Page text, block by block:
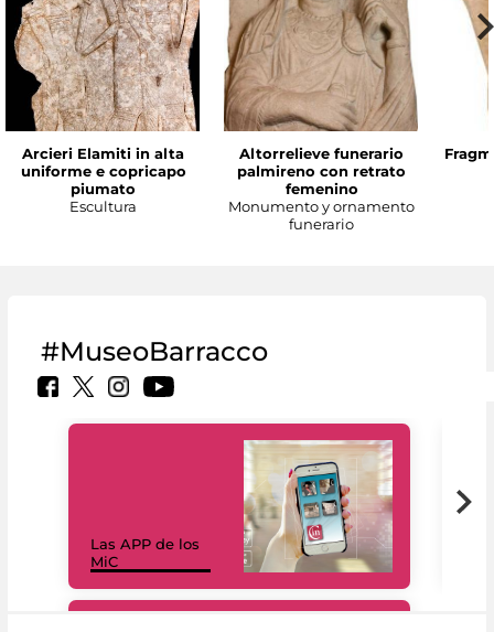
Arcieri Elamiti in alta
uniforme e copricapo
piumato
Escultura
Altorrelieve funerario
palmireno con retrato
femenino
Monumento y ornamento
funerario
#MuseoBarracco
Las APP de los
MiC